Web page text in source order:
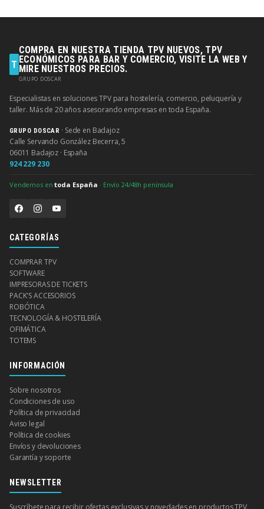
T
COMPRA EN NUESTRA TIENDA TPV NUEVOS, TPV
ECONÓMICOS PARA BAR Y COMERCIO, VISITE LA WEB Y
MIRE NUESTROS PRECIOS.
GRUPO DOSCAR
Especialistas en soluciones TPV para hostelería, comercio, peluquería y
taller. Más de 20 años asesorando empresas en toda España.
GRUPO DOSCAR · Sede en Badajoz
Calle Servando González Becerra, 5
06011 Badajoz · España
924 229 230
Vendemos entoda España · Envío 24/48h península
CATEGORÍAS
COMPRAR TPV
SOFTWARE
IMPRESORAS DE TICKETS
PACK'S ACCESORIOS
ROBÓTICA
TECNOLOGÍA & HOSTELERÍA
OFIMÁTICA
TOTEMS
INFORMACIÓN
Sobre nosotros
Condiciones de uso
Política de privacidad
Aviso legal
Política de cookies
Envíos y devoluciones
Garantía y soporte
NEWSLETTER